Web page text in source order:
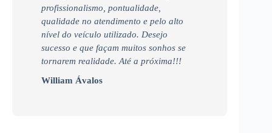
profissionalismo, pontualidade,
qualidade no atendimento e pelo alto
nível do veículo utilizado. Desejo
sucesso e que façam muitos sonhos se
tornarem realidade. Até a próxima!!!
William Ávalos